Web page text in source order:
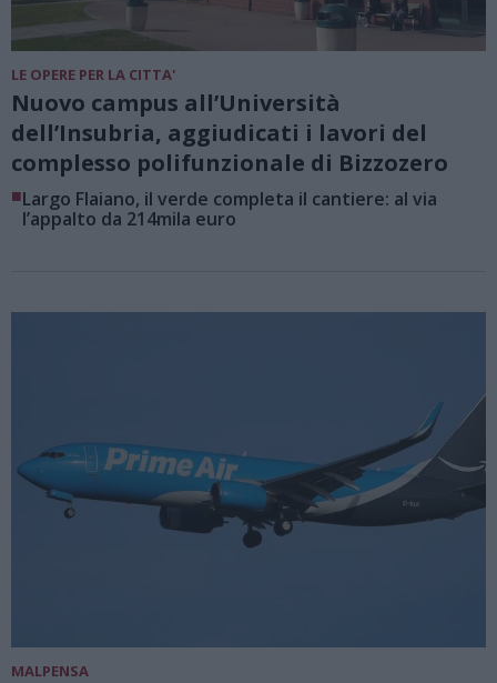
LE OPERE PER LA CITTA'
Nuovo campus all’Università
dell’Insubria, aggiudicati i lavori del
complesso polifunzionale di Bizzozero
■Largo Flaiano, il verde completa il cantiere: al via
l’appalto da 214mila euro
MALPENSA